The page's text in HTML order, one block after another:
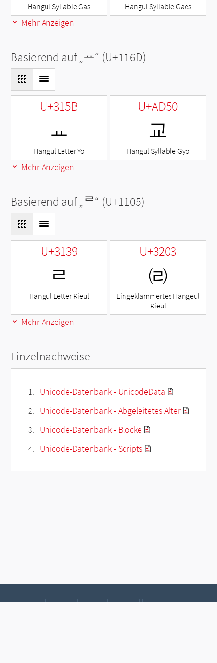
Hangul Syllable Gas Hangul Syllable Gaes
Mehr Anzeigen
Basierend auf „ᅭ“ (U+116D)
U+315B
ㅛ
Hangul Letter Yo
U+AD50
교
Hangul Syllable Gyo
Mehr Anzeigen
Basierend auf „ᄅ“ (U+1105)
U+3139
ㄹ
Hangul Letter Rieul
U+3203
㈃
Eingeklammertes Hangeul
Rieul
Mehr Anzeigen
Einzelnachweise
Unicode-Datenbank - UnicodeData
Unicode-Datenbank - Abgeleitetes Alter
Unicode-Datenbank - Blöcke
Unicode-Datenbank - Scripts